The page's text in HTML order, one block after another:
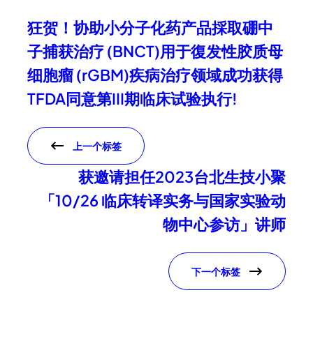
狂贺！协助小分子化药产品採取硼中
子捕获治疗 (BNCT)用于復发性胶质母
细胞瘤 (rGBM)疾病治疗领域成功获得
TFDA同意第III期临床试验执行!
上一个标签
获邀请担任2023台北生技小聚
「10/26 临床转译实务与国家实验动
物中心参访」讲师
下一个标签